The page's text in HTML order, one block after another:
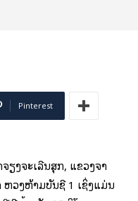
Pinterest
ຽງຈະເລີນສຸກ, ແຂວງຈຳ
ວງຫ້າມບັນຊີ 1 ເຊິ່ງແມ່ນ